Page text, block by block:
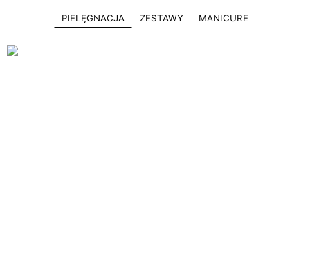
PIELĘGNACJA ZESTAWY MANICURE